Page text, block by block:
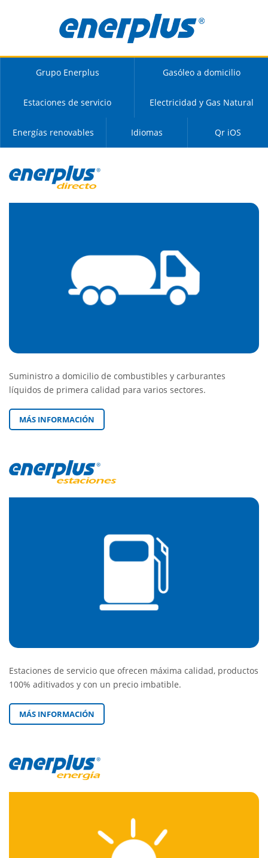
Grupo Enerplus Gasóleo a domicilio
Estaciones de servicio Electricidad y Gas Natural
Energías renovables Idiomas Qr iOS
Suministro a domicilio de combustibles y carburantes
líquidos de primera calidad para varios sectores.
MÁS INFORMACIÓN
Estaciones de servicio que ofrecen máxima calidad, productos
100% aditivados y con un precio imbatible.
MÁS INFORMACIÓN